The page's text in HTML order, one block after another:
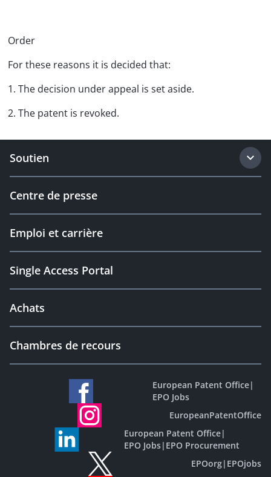
Order
For these reasons it is decided that:
1. The decision under appeal is set aside.
2. The patent is revoked.
Soutien
Centre de presse
Emploi et carrière
Single Access Portal
Achats
Chambres de recours
European Patent Office|
EPO Jobs
EuropeanPatentOffice
European Patent Office|
EPO Jobs| EPO Procurement
EPOorg| EPOjobs